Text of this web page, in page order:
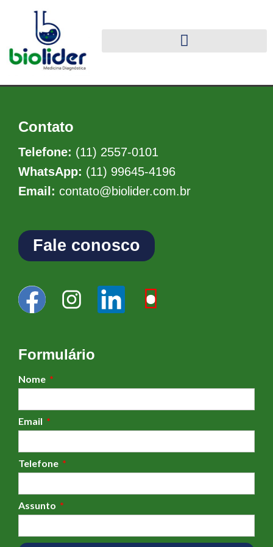
Contato
Telefone: (11) 2557-0101
WhatsApp: (11) 99645-4196
Email: contato@biolider.com.br
Fale conosco
Formulário
Nome
Email
Telefone
Assunto